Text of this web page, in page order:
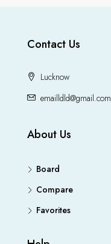
Contact Us
Lucknow
emailldld@gmail.com
About Us
Board
Compare
Favorites